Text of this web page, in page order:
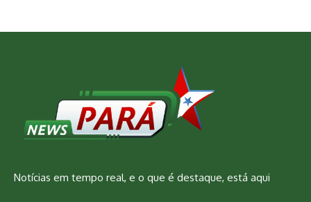
Notícias em tempo real, e o que é destaque, está aqui